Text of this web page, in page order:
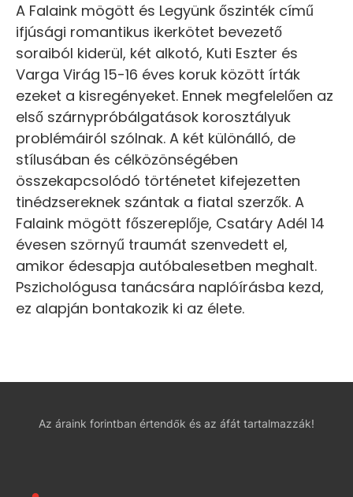
A Falaink mögött és Legyünk őszinték című
ifjúsági romantikus ikerkötet bevezető
soraiból kiderül, két alkotó, Kuti Eszter és
Varga Virág 15-16 éves koruk között írták
ezeket a kisregényeket. Ennek megfelelően az
első szárnypróbálgatások korosztályuk
problémáiról szólnak. A két különálló, de
stílusában és célközönségében
összekapcsolódó történetet kifejezetten
tinédzsereknek szántak a fiatal szerzők. A
Falaink mögött főszereplője, Csatáry Adél 14
évesen szörnyű traumát szenvedett el,
amikor édesapja autóbalesetben meghalt.
Pszichológusa tanácsára naplóírásba kezd,
ez alapján bontakozik ki az élete.
Az áraink forintban értendők és az áfát tartalmazzák!